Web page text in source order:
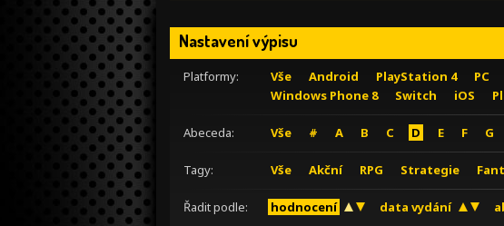
Nastavení výpisu
Platformy: Vše Android PlayStation 4 PC
Windows Phone 8
Switch iOS
Abeceda: Vše # A B C D E F G
Tagy: Vše Akční RPG Strategie
Řadit podle: hodnocení data vydání